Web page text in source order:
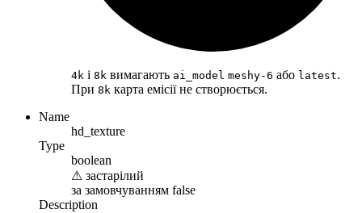
4k і 8k вимагають ai_model meshy-6 або latest.
При 8k карта емісії не створюється.
Name
hd_texture
Type
boolean
⚠ застарілий
за замовчуванням false
Description